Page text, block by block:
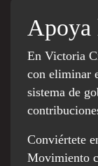
Apoya
En Victoria
con eliminar
sistema de
Conviértete
Movimiento